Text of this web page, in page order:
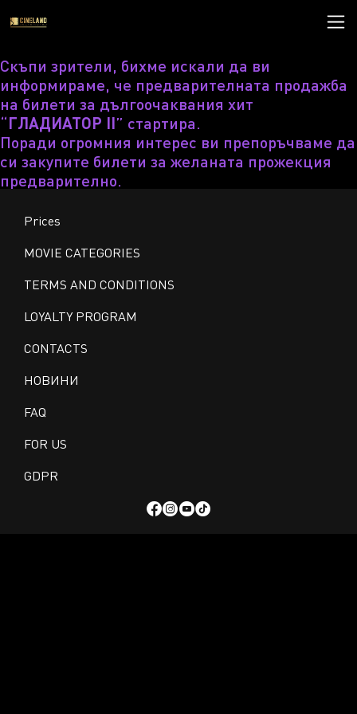
Скъпи зрители, бихме искали да ви
информираме, че предварителната продажба
на билети за дългоочаквания хит
“ГЛАДИАТОР II” стартира.
Поради огромния интерес ви препоръчваме да
си закупите билети за желаната прожекция
предварително.
Prices
MOVIE CATEGORIES
TERMS AND CONDITIONS
LOYALTY PROGRAM
CONTACTS
НОВИНИ
FAQ
FOR US
GDPR